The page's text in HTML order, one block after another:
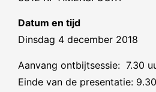
Datum en tijd
Dinsdag 4 december 2018
Aanvang ontbijtsessie: 7.30
Einde van de presentatie: